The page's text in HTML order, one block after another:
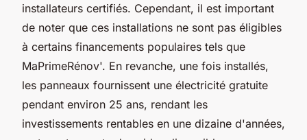
installateurs certifiés. Cependant, il est important
de noter que ces installations ne sont pas éligibles
à certains financements populaires tels que
MaPrimeRénov'. En revanche, une fois installés,
les panneaux fournissent une électricité gratuite
pendant environ 25 ans, rendant les
investissements rentables en une dizaine d'années,